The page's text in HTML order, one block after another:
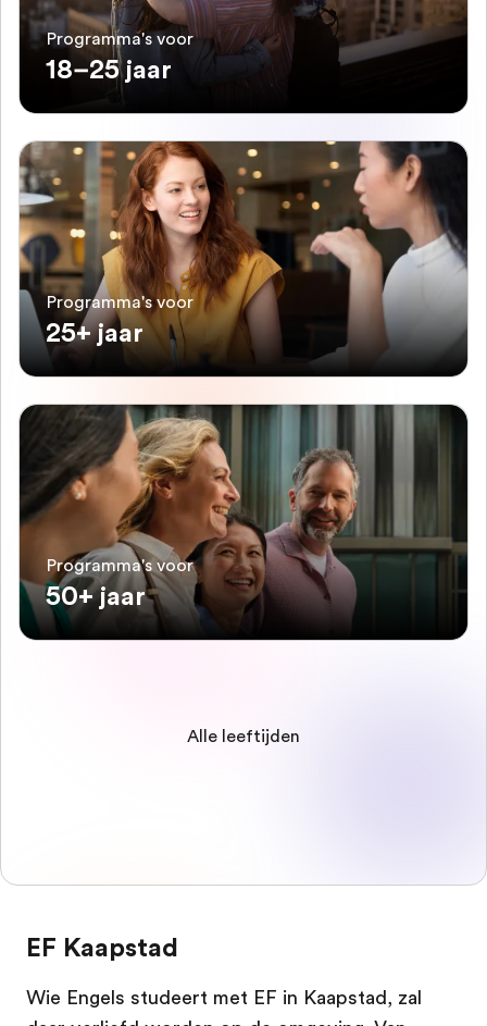
Programma's voor
18–25 jaar
Programma's voor
25+ jaar
Programma's voor
50+ jaar
Alle leeftijden
EF Kaapstad
Wie Engels studeert met EF in Kaapstad, zal